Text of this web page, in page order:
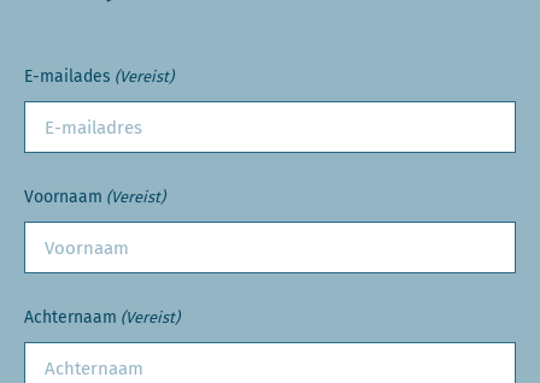
E-mailades (Vereist)
Voornaam (Vereist)
Achternaam (Vereist)